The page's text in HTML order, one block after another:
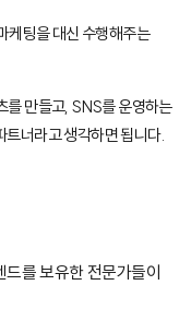
케팅을 대신 수행해주는
를 만들고, SNS를 운영하는
트너라고 생각하면 됩니다.
드를 보유한 전문가들이